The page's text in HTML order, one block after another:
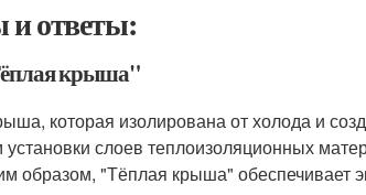
и ответы:
крыша"
которая изолирована от холода и
установки слоев теплоизоляционных
образом, "Тёплая крыша"